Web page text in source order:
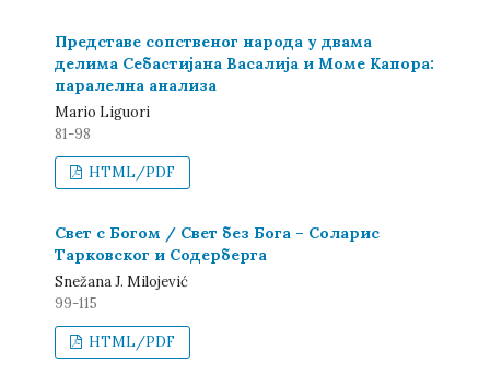
Представе сопственог народа у двама
делима Себастијана Васалија и Моме Капора:
паралелна анализа
Mario Liguori
81-98
HTML/PDF
Свет с Богом / Свет без Бога – Соларис
Тарковског и Содерберга
Snežana Ј. Milojević
99-115
HTML/PDF